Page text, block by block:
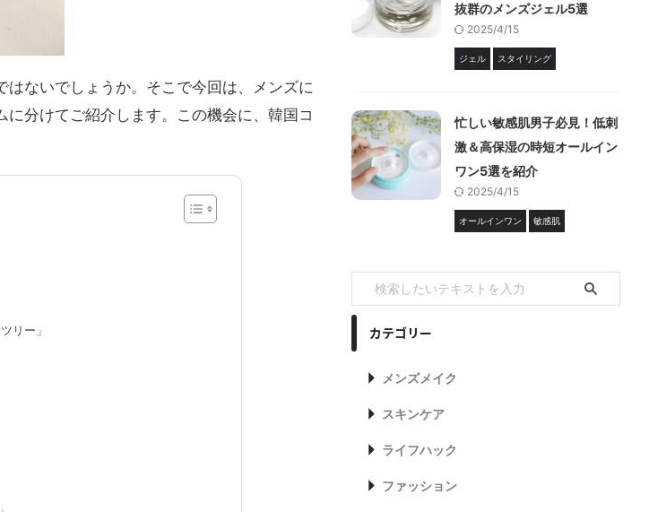
ないでしょうか。そこで今回は、メンズに
分けてご紹介します。この機会に、韓国コ
リー」
抜群のメンズジェル5選
2025/4/15
ジェル スタイリング
忙しい敏感肌男子必見！低刺
激＆高保湿の時短オールイン
ワン5選を紹介
2025/4/15
オールインワン 敏感肌
カテゴリー
メンズメイク
スキンケア
ライフハック
ファッション